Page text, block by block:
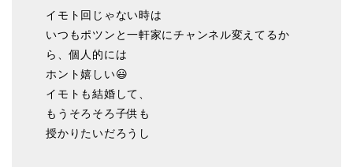
イモト回じゃない時は
いつもポツンと一軒家にチャンネル変えてるか
ら、個人的には
ホント嬉しい😃
イモトも結婚して、
もうそろそろ子供も
授かりたいだろうし